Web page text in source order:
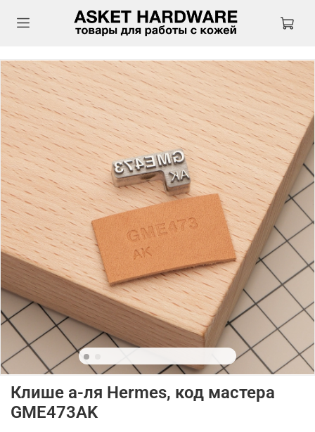
Клише а-ля Hermes, код мастера
GME473AK